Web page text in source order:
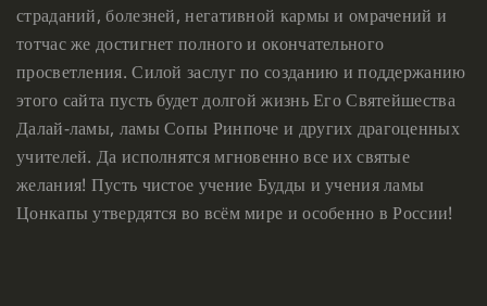
страданий, болезней, негативной кармы и омрачений и
тотчас же достигнет полного и окончательного
просветления. Силой заслуг по созданию и поддержанию
этого сайта пусть будет долгой жизнь Его Святейшества
Далай-ламы, ламы Сопы Ринпоче и других драгоценных
учителей. Да исполнятся мгновенно все их святые
желания! Пусть чистое учение Будды и учения ламы
Цонкапы утвердятся во всём мире и особенно в России!